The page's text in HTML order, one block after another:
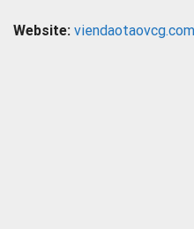
Website: viendaotaovcg.com